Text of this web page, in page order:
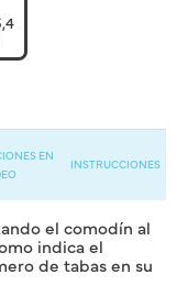
EN
INSTRUCCIONES
el comodín al
indica el
de tabas en su